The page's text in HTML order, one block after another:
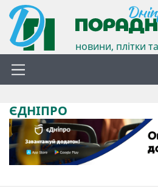
новини, плітки
ЄДНІПРО